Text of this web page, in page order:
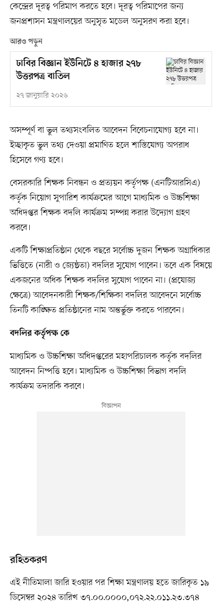
কেন্দ্রের দূরত্ব পরিমাপ করতে হবে। দূরত্ব পরিমাপের জন্য
জনপ্রশাসন মন্ত্রণালয়ের অনুসৃত মডেল অনুসরণ করা হবে।
আরও পড়ুন
ঢাবির বিজ্ঞান ইউনিটে ৪ হাজার ২৭৮
উত্তরপত্র বাতিল
২৭ জানুয়ারি ২০২৬
অসম্পূর্ণ বা ভুল তথ্যসংবলিত আবেদন বিবেচনাযোগ্য হবে না।
ইচ্ছাকৃত ভুল তথ্য দেওয়া প্রমাণিত হলে শাস্তিযোগ্য অপরাধ
হিসেবে গণ্য হবে।
বেসরকারি শিক্ষক নিবন্ধন ও প্রত্যয়ন কর্তৃপক্ষ (এনটিআরসিএ)
কর্তৃক নিয়োগ সুপারিশ কার্যক্রমের আগে মাধ্যমিক ও উচ্চশিক্ষা
অধিদপ্তর শিক্ষক বদলি কার্যক্রম সম্পন্ন করার উদ্যোগ গ্রহণ
করবে।
একটি শিক্ষাপ্রতিষ্ঠান থেকে বছরে সর্বোচ্চ দুজন শিক্ষক অগ্রাধিকার
ভিত্তিতে (নারী ও জ্যেষ্ঠতা) বদলির সুযোগ পাবেন। তবে এক বিষয়ে
একজনের অধিক শিক্ষক বদলির সুযোগ পাবেন না। (প্রযোজ্য
ক্ষেত্রে) আবেদনকারী শিক্ষক/শিক্ষিকা বদলির আবেদনে সর্বোচ্চ
তিনটি কাঙ্ক্ষিত প্রতিষ্ঠানের নাম অন্তর্ভুক্ত করতে পারবেন।
বদলির কর্তৃপক্ষ কে
মাধ্যমিক ও উচ্চশিক্ষা অধিদপ্তরের মহাপরিচালক কর্তৃক বদলির
আবেদন নিষ্পত্তি হবে। মাধ্যমিক ও উচ্চশিক্ষা বিভাগ বদলি
কার্যক্রম তদারকি করবে।
রহিতকরণ
এই নীতিমালা জারি হওয়ার পর শিক্ষা মন্ত্রণালয় হতে জারিকৃত ১৯
ডিসেম্বর ২০২৪ তারিখ ৩৭.০০.০০০০,০৭২.২২.০১১.২৩.৩৭৪